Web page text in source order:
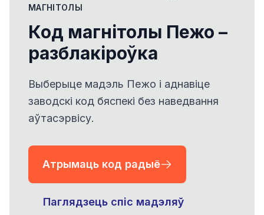
МАГНІТОЛЫ
Код магнітолы Пежо –
разблакіроўка
Выберыце мадэль Пежо і аднавіце
заводскі код бяспекі без наведвання
аўтасэрвісу.
Атрымаць код радыё
Паглядзець спіс мадэляў